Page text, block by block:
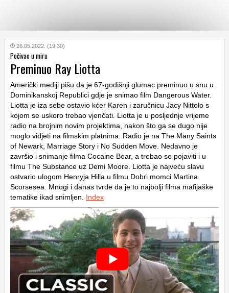
KATEGORIJE
HRVATSKI
WEB
26.05.2022. (19:30)
Počivao u miru
Preminuo Ray Liotta
Američki mediji pišu da je 67-godišnji glumac preminuo u snu u
Dominikanskoj Republici gdje je snimao film Dangerous Water.
Liotta je iza sebe ostavio kćer Karen i zaručnicu Jacy Nittolo s
kojom se uskoro trebao vjenčati. Liotta je u posljednje vrijeme
radio na brojnim novim projektima, nakon što ga se dugo nije
moglo vidjeti na filmskim platnima. Radio je na The Many Saints
of Newark, Marriage Story i No Sudden Move. Nedavno je
završio i snimanje filma Cocaine Bear, a trebao se pojaviti i u
filmu The Substance uz Demi Moore. Liotta je najveću slavu
ostvario ulogom Henryja Hilla u filmu Dobri momci Martina
Scorsesea. Mnogi i danas tvrde da je to najbolji filma mafijaške
tematike ikad snimljen. Index